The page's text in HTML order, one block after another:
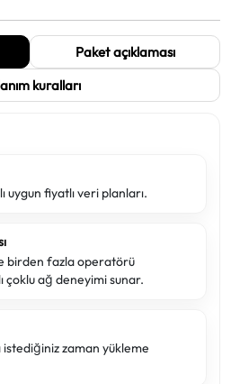
Paket açıklaması
kuralları
uygun fiyatlı veri planları.
birden fazla operatörü
çoklu ağ deneyimi sunar.
istediğiniz zaman yükleme